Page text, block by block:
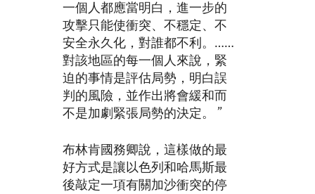
一個人都應當明白，進一步的
攻擊只能使衝突、不穩定、不
安全永久化，對誰都不利。……
對該地區的每一個人來說，緊
迫的事情是評估局勢，明白誤
判的風險，並作出將會緩和而
不是加劇緊張局勢的決定。 ”
布林肯國務卿說，這樣做的最
好方式是讓以色列和哈馬斯最
後敲定一項有關加沙衝突的停